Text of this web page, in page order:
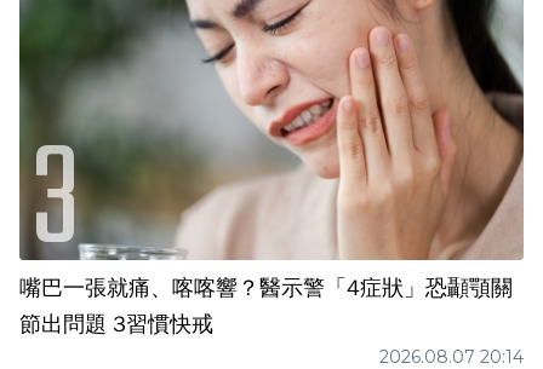
嘴巴一張就痛、喀喀響？醫示警「4症狀」恐顳顎關
節出問題 3習慣快戒
2026.08.07 20:14